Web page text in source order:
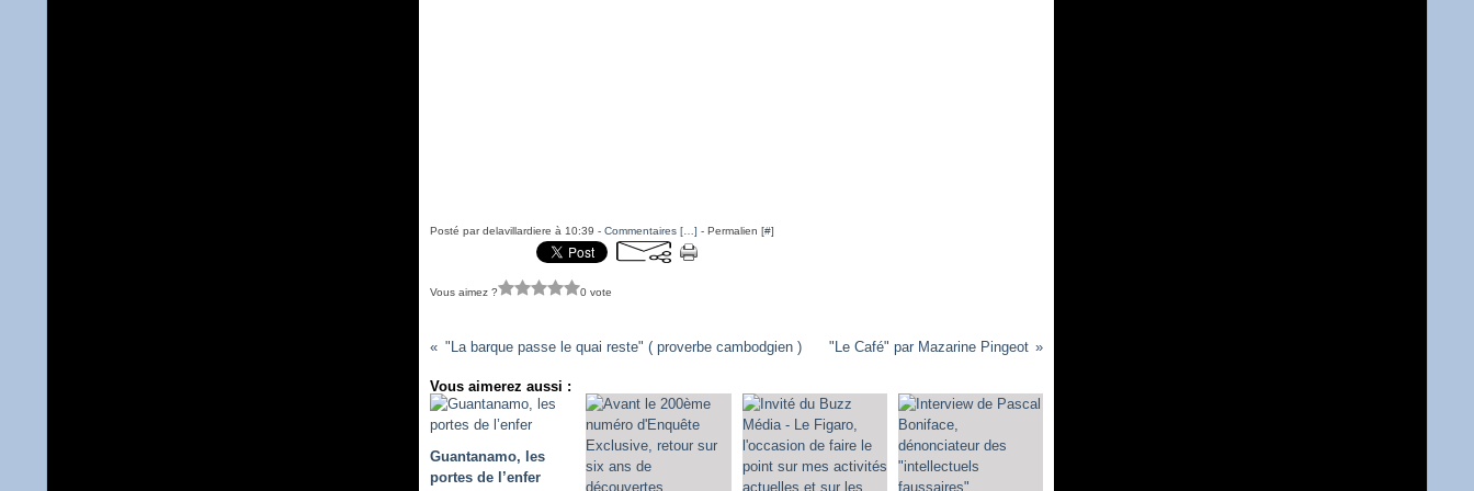
Posté par delavillardiere à 10:39 -Commentaires [ …] - Permalien [#]
Vous aimez ? 0 vote
"La barque passe le quai reste" ( proverbe cambodgien ) "Le Café" par Mazarine Pingeot
Vous aimerez aussi :
Guantanamo, les
portes de l’enfer